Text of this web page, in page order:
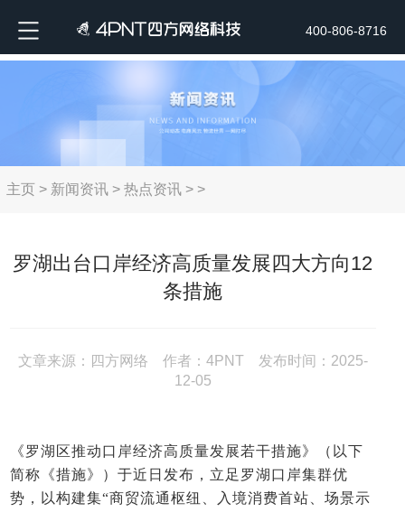
400-806-8716
主页> 新闻资讯> 热点资讯> >
罗湖出台口岸经济高质量发展四大方向12
条措施
文章来源：四方网络 作者：4PNT 发布时间：2025-
12-05
《罗湖区推动口岸经济高质量发展若干措施》（以下
简称《措施》）于近日发布，立足罗湖口岸集群优
势，以构建集“商贸流通枢纽、入境消费首站、场景示